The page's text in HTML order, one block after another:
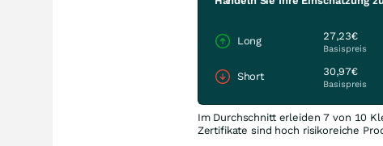
Long 27,23€
Basispreis
Short 30,97€
Basispreis
Im Durchschnitt erleiden 7 von 10
Zertifikate sind hoch risikoreiche